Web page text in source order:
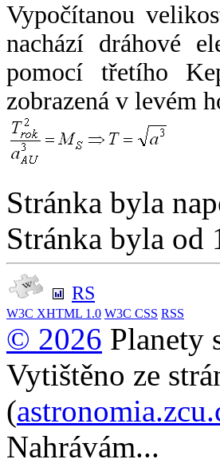
Vypočítanou
nachází dráhové
pomocí třetího
zobrazená v levém
Stránka byla
Stránka byla od
RS
W3C XHTML 1.0 W3C CSS RSS
© 2026 Planety
Vytištěno ze
(
Nahrávám...